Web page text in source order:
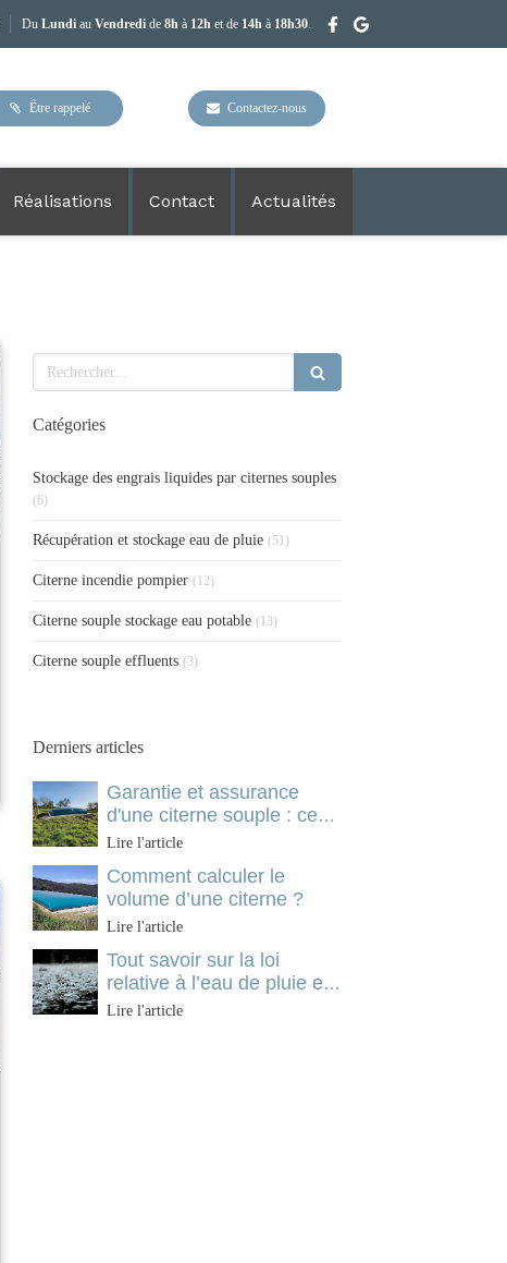
DuLundi auVendredi de8h à 12h et de 14h à 18h30.
Être rappelé Contactez-nous
Réalisations Contact Actualités
Rechercher
Catégories
Stockage des engrais liquides par citernes souples
(6)
Récupération et stockage eau de pluie (51)
Citerne incendie pompier (12)
Citerne souple stockage eau potable (13)
Citerne souple effluents (3)
Derniers articles
Garantie et assurance
d'une citerne souple : ce
qu'il faut vérifier avant
Lire l'article
Comment calculer le
volume d’une citerne ?
Lire l'article
Tout savoir sur la loi
relative à l’eau de pluie en
2026
Lire l'article